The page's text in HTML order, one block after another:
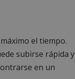
el tiempo.
subirse rápida y
en un